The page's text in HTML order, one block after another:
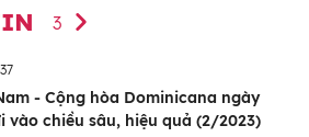
3
- Cộng hòa Dominicana ngày
vào chiều sâu, hiệu quả (2/2023)